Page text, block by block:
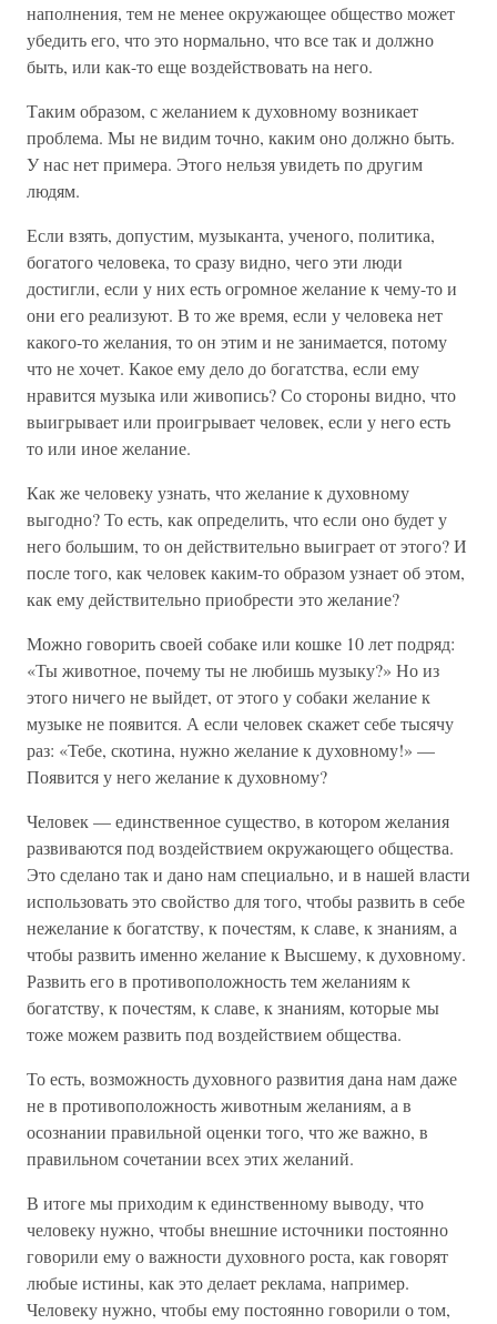
наполнения, тем не менее окружающее общество может
убедить его, что это нормально, что все так и должно
быть, или как-то еще воздействовать на него.
Таким образом, с желанием к духовному возникает
проблема. Мы не видим точно, каким оно должно быть.
У нас нет примера. Этого нельзя увидеть по другим
людям.
Если взять, допустим, музыканта, ученого, политика,
богатого человека, то сразу видно, чего эти люди
достигли, если у них есть огромное желание к чему-то и
они его реализуют. В то же время, если у человека нет
какого-то желания, то он этим и не занимается, потому
что не хочет. Какое ему дело до богатства, если ему
нравится музыка или живопись? Со стороны видно, что
выигрывает или проигрывает человек, если у него есть
то или иное желание.
Как же человеку узнать, что желание к духовному
выгодно? То есть, как определить, что если оно будет у
него большим, то он действительно выиграет от этого? И
после того, как человек каким-то образом узнает об этом,
как ему действительно приобрести это желание?
Можно говорить своей собаке или кошке 10 лет подряд:
«Ты животное, почему ты не любишь музыку?» Но из
этого ничего не выйдет, от этого у собаки желание к
музыке не появится. А если человек скажет себе тысячу
раз: «Тебе, скотина, нужно желание к духовному!» —
Появится у него желание к духовному?
Человек — единственное существо, в котором желания
развиваются под воздействием окружающего общества.
Это сделано так и дано нам специально, и в нашей власти
использовать это свойство для того, чтобы развить в себе
нежелание к богатству, к почестям, к славе, к знаниям, а
чтобы развить именно желание к Высшему, к духовному.
Развить его в противоположность тем желаниям к
богатству, к почестям, к славе, к знаниям, которые мы
тоже можем развить под воздействием общества.
То есть, возможность духовного развития дана нам даже
не в противоположность животным желаниям, а в
осознании правильной оценки того, что же важно, в
правильном сочетании всех этих желаний.
В итоге мы приходим к единственному выводу, что
человеку нужно, чтобы внешние источники постоянно
говорили ему о важности духовного роста, как говорят
любые истины, как это делает реклама, например.
Человеку нужно, чтобы ему постоянно говорили о том,